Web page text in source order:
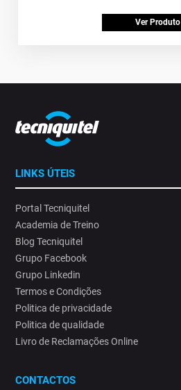
Ver Produto
LINKS ÚTEIS
Portal Tecniquitel
Academia de Treino
Blog Tecniquitel
Grupo Facebook
Grupo Linkedin
Termos e Condições
Politica de privacidade
Politica de qualidade
Livro de Reclamações Online
CONTACTOS